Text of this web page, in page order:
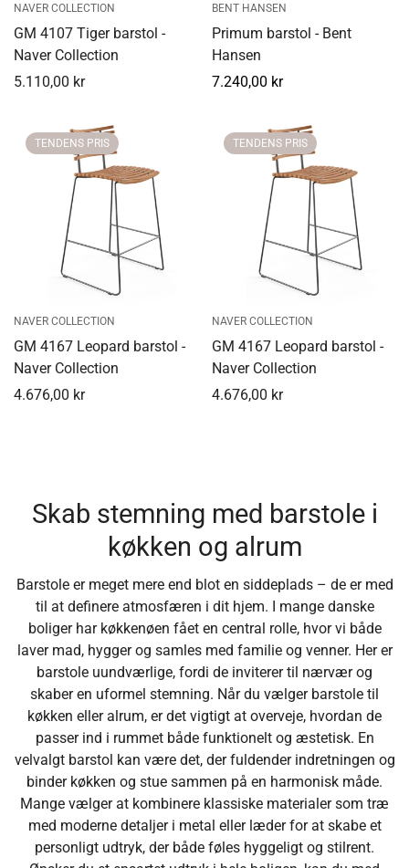
NAVER COLLECTION
GM 4107 Tiger barstol -
Naver Collection
Udsalgspris
5.110,00 kr
BENT HANSEN
Primum barstol - Bent
Hansen
Normal
7.240,00 kr
TENDENS PRIS
NAVER COLLECTION
GM 4167 Leopard barstol -
Naver Collection
Udsalgspris
4.676,00 kr
TENDENS PRIS
NAVER COLLECTION
GM 4167 Leopard barstol -
Naver Collection
Udsalgspris
4.676,00 kr
Skab stemning med barstole i
køkken og alrum
Barstole er meget mere end blot en siddeplads – de er med
til at definere atmosfæren i dit hjem. I mange danske
boliger har køkkenøen fået en central rolle, hvor vi både
laver mad, hygger og samles med familie og venner. Her er
barstole uundværlige, fordi de inviterer til nærvær og
skaber en uformel stemning. Når du vælger barstole til
køkken eller alrum, er det vigtigt at overveje, hvordan de
passer ind i rummet både funktionelt og æstetisk. En
velvalgt barstol kan være det, der fuldender indretningen og
binder køkken og stue sammen på en harmonisk måde.
Mange vælger at kombinere klassiske materialer som træ
med moderne detaljer i metal eller læder for at skabe et
personligt udtryk, der både føles hyggeligt og stilrent.